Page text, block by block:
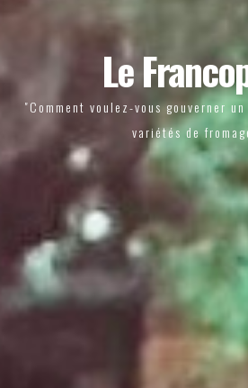
Le
"Comment voulez-vous gouverner
variétés de